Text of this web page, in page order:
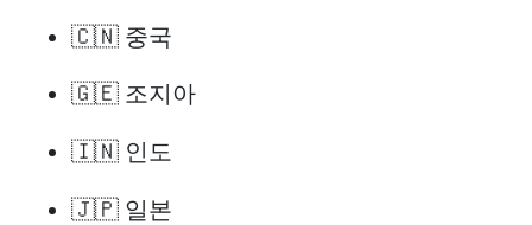
🇨🇳 중국
🇬🇪 조지아
🇮🇳 인도
🇯🇵 일본